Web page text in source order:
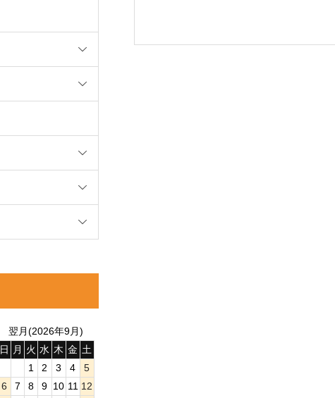
翌月(2026年9月)
日
月 火 水 木 金 土
1
2 3 4
5
6
7 8 9 10 11 12